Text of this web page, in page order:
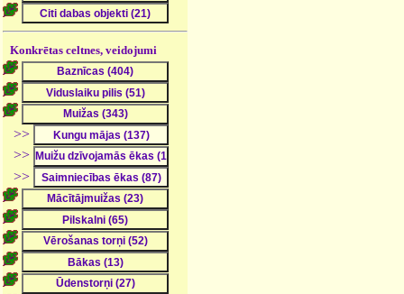
Konkrētas celtnes, veidojumi
>>
>>
>>